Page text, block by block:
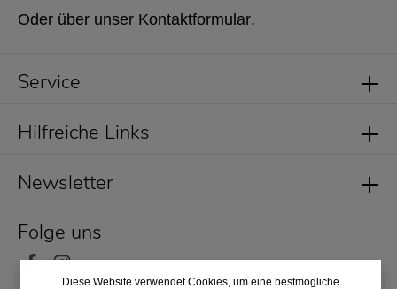
Service
Newsletter
Folge uns
Oder über unser Kontaktformular.
Hilfreiche Links
Diese Website verwendet Cookies, um eine bestmögliche